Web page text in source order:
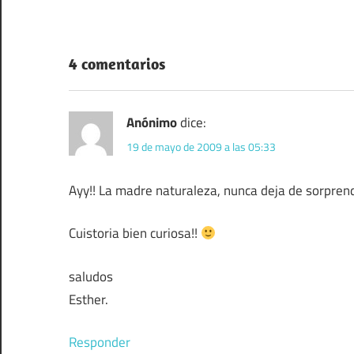
4 comentarios
Anónimodice:
19 de mayo de 2009 a las 05:33
Ayy!! La madre naturaleza, nunca deja de
Cuistoria bien curiosa!!
saludos
Esther.
Responder